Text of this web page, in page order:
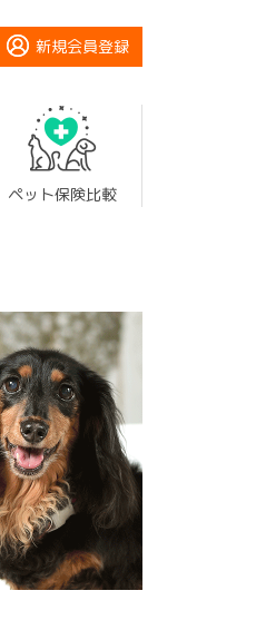
新規会員登録
ペット保険比較